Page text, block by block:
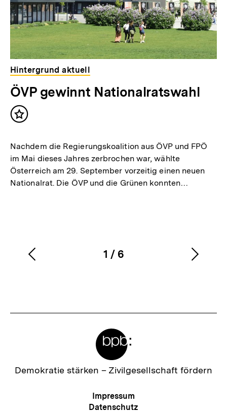
Hintergrund aktuell
ÖVP gewinnt Nationalratswahl
Inhalt
Nachdem die Regierungskoalition aus ÖVP und FPÖ
im Mai dieses Jahres zerbrochen war, wählte
Österreich am 29. September vorzeitig einen neuen
Nationalrat. Die ÖVP und die Grünen konnten…
Karussellinhalt
1
von
/ 6
Vorherigen
Zur
Demokratie stärken – Zivilgesellschaft fördern
Meta-
Navigation
Impressum
Datenschutz